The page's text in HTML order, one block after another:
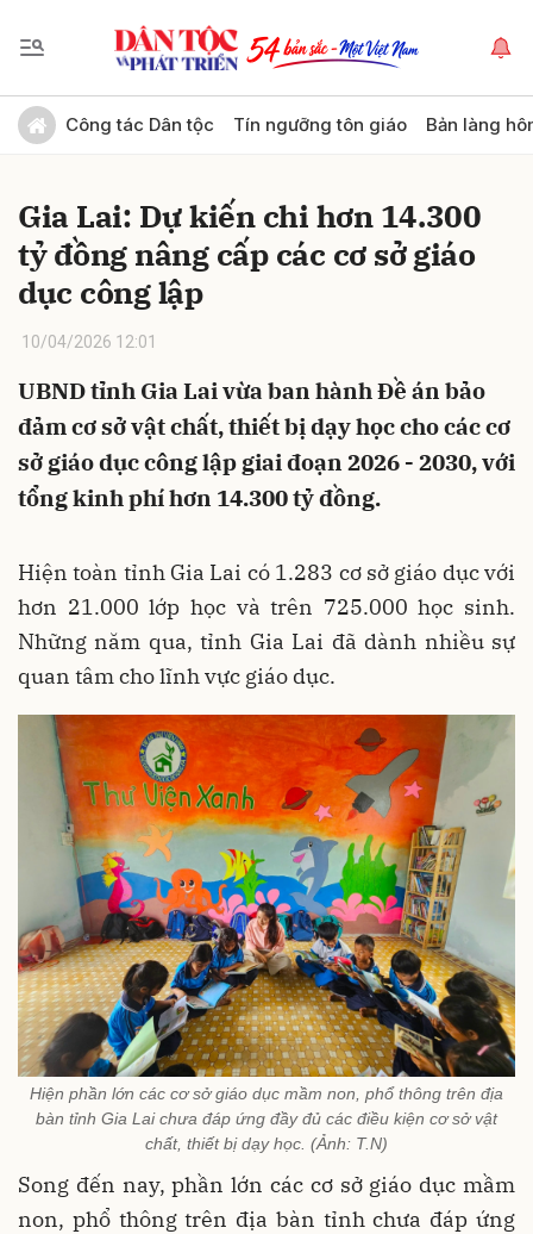
Công tác Dân tộc Tín ngưỡng tôn giáo Bản làng
Gia Lai: Dự kiến chi hơn 14.300
tỷ đồng nâng cấp các cơ sở giáo
dục công lập
10/04/2026 12:01
UBND tỉnh Gia Lai vừa ban hành Đề án bảo
đảm cơ sở vật chất, thiết bị dạy học cho các cơ
sở giáo dục công lập giai đoạn 2026 - 2030, với
tổng kinh phí hơn 14.300 tỷ đồng.
Hiện toàn tỉnh Gia Lai có 1.283 cơ sở giáo dục với
hơn 21.000 lớp học và trên 725.000 học sinh.
Những năm qua, tỉnh Gia Lai đã dành nhiều sự
quan tâm cho lĩnh vực giáo dục.
Hiện phần lớn các cơ sở giáo dục mầm non, phổ thông trên địa
bàn tỉnh Gia Lai chưa đáp ứng đầy đủ các điều kiện cơ sở vật
chất, thiết bị dạy học. (Ảnh: T.N)
Song đến nay, phần lớn các cơ sở giáo dục mầm
non, phổ thông trên địa bàn tỉnh chưa đáp ứng
Gửi bình luận